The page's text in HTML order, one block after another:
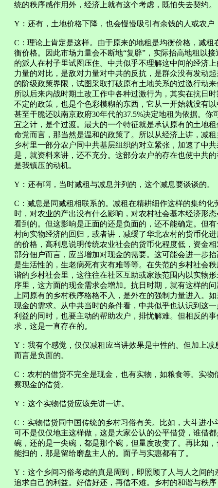
统的秩序感作用外，经济上就有这个考虑，既怕失去契约。
Y：还有，土地价格下降，也会慢慢吸引有余钱的人或农
C：理论上肯定是这样。由于原来的地租是均衡价格，减
衡价格。因此市场力量会不断地“复辟”，实际抬高地租以
的派人在村子里试图压住。中共似乎不理解这中间的经济
力量的对比，是敌对力量对中共的反抗，是群众没有发动
的阶级政策界限，试图采取打破原有土地关系的过激行动
所以后来内战时期土改工作中各种过激行为，其实在抗日
不定的政策，也是个色彩模糊的东西，它从一开始就没有
甚至干脆还以南京政府30年代的37.5%决定地租为依据。
宜之计，是个过渡。最大的一个特征就是承认原有的土地
命党而言，那当然是温和的政策了。所以从经济上讲，减
乡村里一部分农户同中共基层组织的对立紧张，加速了中
是，就资料来讲，还不充分。这部分农户的存在也使中共
是我镇压的动机。
Y：还有啊，当时减租与减息并列的，这个减息要谈谈的。
C：减息是同减租相联系的。减租在精耕细作这样的集约
时，对农业的产出没有什么影响，对农村社会基本经济形
看到的。但这影响是正面的还是负面的，还不能确定。但
村向实物经济的回归，或者讲，减缓了华北农村的货币化
的价格，高利息说明传统农业社会的货币化程度低，资金
部分佃户而言，应当增加对现金的需要。这可能会进一步
是生活性的，生老病死有灾有难等等。在失范的乡村社会
谐的乡村社会里，这往往在社区互助或家族范围内以实物
序里，这方面的现金需求会增加。抗日时期，就有这样的
上同原有的乡村秩序格格不入，是外在的强制力量进入。
现金的需求。从中共当时的条件看，中共似乎也认识到这
利益的同时，也要主动的帮助农户，排忧解难。但相反的
求，这是一直存在的。
Y：我有个感觉，仅仅减租应当讲效果是中性的。但加上
而言是负面的。
C：农村的借贷不完全是现金，也有实物，如粮食等。实
察现金的借贷。
Y：这个实物借贷应该先讲一讲。
C：实物借贷同中国传统的乡村习俗有关。比如，大斗进
可不是仅仅地主这样做，这是大家公认的公平借贷，谁借
碗，还的是一尖碗，都是那个碗，但量度改变了。再比如
能扫的，那是留给磨盘主人的。面子与实惠都有了。
Y：这个乡间习俗考虑的真是周到，即照顾了人与人之间
追求自己的利益。好借好还，再借不难。乡村的和谐与秩